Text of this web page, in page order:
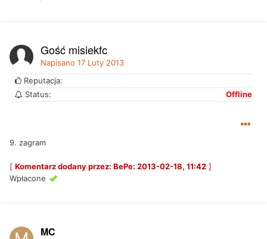
Gość misiekfc
Napisano 17 Luty 2013
Reputacja:
Status:
Offline
9. zagram
[ Komentarz dodany przez: BePe: 2013-02-18, 11:42 ]
Wpłacone
MC